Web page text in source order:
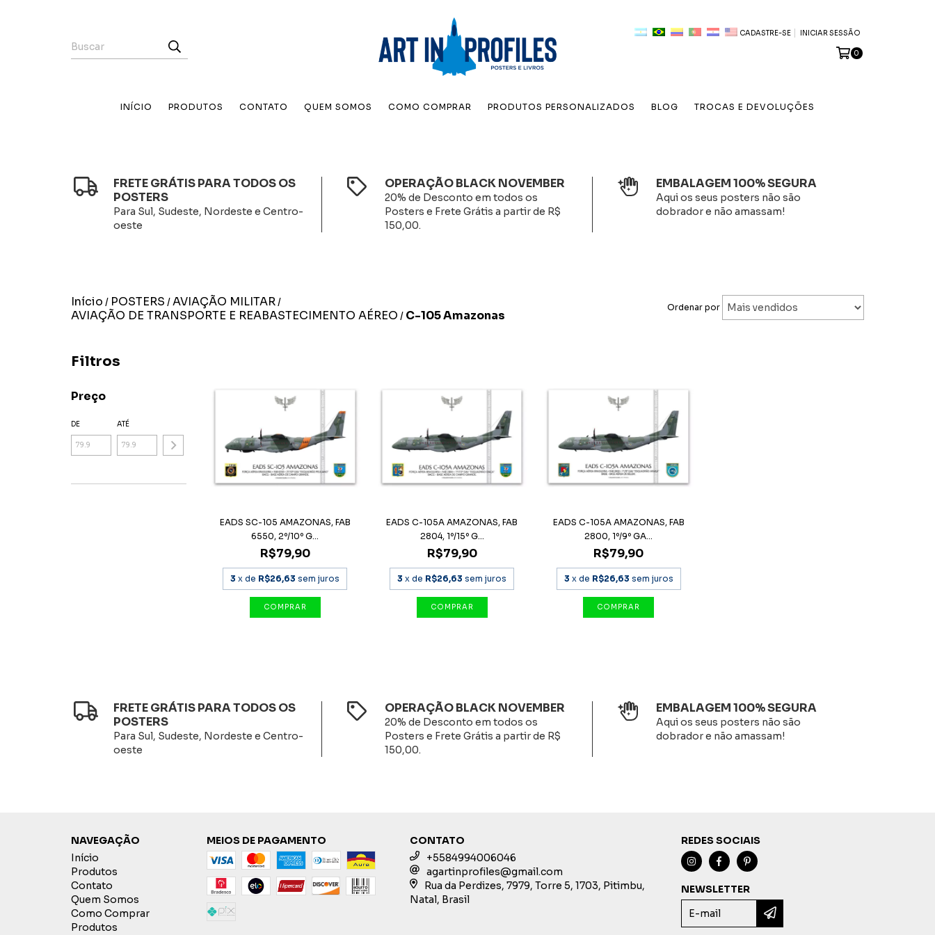
CADASTRE-SE INICIAR SESSÃO
0
INÍCIO PRODUTOS CONTATO QUEM SOMOS COMO COMPRAR PRODUTOS PERSONALIZADOS BLOG TROCAS E DEVOLUÇÕES
FRETE GRÁTIS PARA TODOS OS
POSTERS
Para Sul, Sudeste, Nordeste e Centro-
oeste
OPERAÇÃO BLACK NOVEMBER
20% de Desconto em todos os
Posters e Frete Grátis a partir de R$
150,00.
EMBALAGEM 100% SEGURA
Aqui os seus posters não são
dobrador e não amassam!
Início / POSTERS /AVIAÇÃO MILITAR/
AVIAÇÃO DE TRANSPORTE E REABASTECIMENTO AÉREO / C-105 Amazonas
Ordenar por
Filtros
Preço
DE ATÉ
EADS SC-105 AMAZONAS, FAB
6550, 2º/10º G...
R$79,90
3 x de R$26,63 sem juros
EADS C-105A AMAZONAS, FAB
2804, 1º/15º G...
R$79,90
3 x de R$26,63 sem juros
EADS C-105A AMAZONAS, FAB
2800, 1º/9º GA...
R$79,90
3 x de R$26,63 sem juros
FRETE GRÁTIS PARA TODOS OS
POSTERS
Para Sul, Sudeste, Nordeste e Centro-
oeste
OPERAÇÃO BLACK NOVEMBER
20% de Desconto em todos os
Posters e Frete Grátis a partir de R$
150,00.
EMBALAGEM 100% SEGURA
Aqui os seus posters não são
dobrador e não amassam!
NAVEGAÇÃO
Início
Produtos
Contato
Quem Somos
Como Comprar
Produtos
MEIOS DE PAGAMENTO
CONTATO
+5584994006046
agartinprofiles@gmail.com
Rua da Perdizes, 7979, Torre 5, 1703, Pitimbu,
Natal, Brasil
REDES SOCIAIS
NEWSLETTER